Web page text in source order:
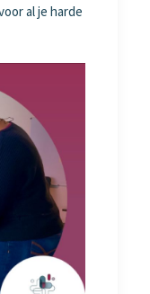
al je harde